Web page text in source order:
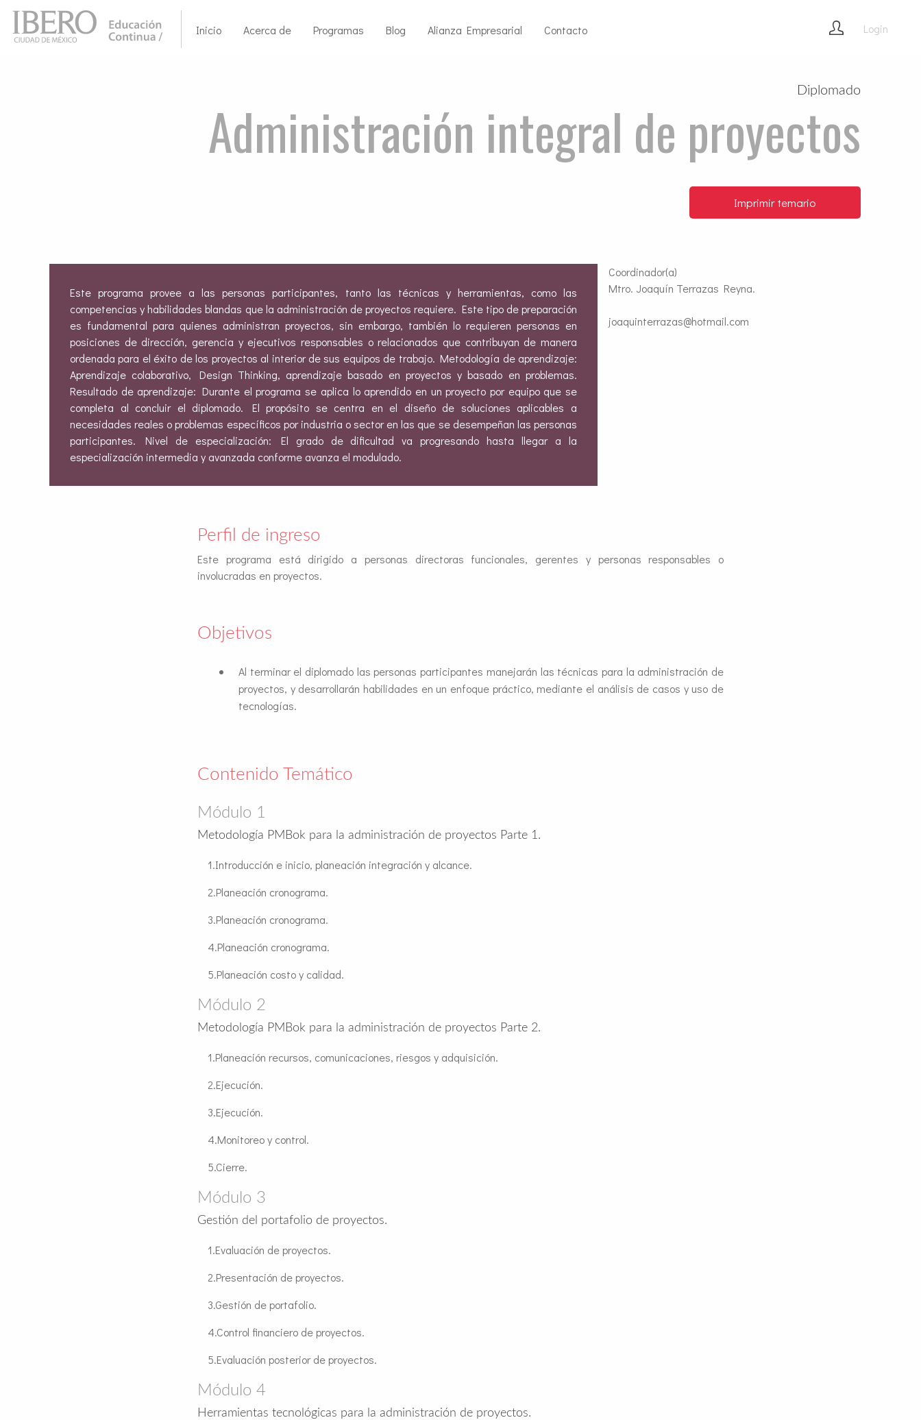
Inicio Acerca de Programas Blog Alianza Empresarial Contacto Login
Diplomado
Administración integral de proyectos
Imprimir temario
Este programa provee a las personas participantes, tanto las técnicas y herramientas, como las
competencias y habilidades blandas que la administración de proyectos requiere. Este tipo de preparación
es fundamental para quienes administran proyectos, sin embargo, también lo requieren personas en
posiciones de dirección, gerencia y ejecutivos responsables o relacionados que contribuyan de manera
ordenada para el éxito de los proyectos al interior de sus equipos de trabajo. Metodología de aprendizaje:
Aprendizaje colaborativo, Design Thinking, aprendizaje basado en proyectos y basado en problemas.
Resultado de aprendizaje: Durante el programa se aplica lo aprendido en un proyecto por equipo que se
completa al concluir el diplomado. El propósito se centra en el diseño de soluciones aplicables a
necesidades reales o problemas específicos por industria o sector en las que se desempeñan las personas
participantes. Nivel de especialización: El grado de dificultad va progresando hasta llegar a la
especialización intermedia y avanzada conforme avanza el modulado.
Coordinador(a)
Mtro. Joaquín Terrazas Reyna.
joaquinterrazas@hotmail.com
Perfil de ingreso
Este programa está dirigido a personas directoras funcionales, gerentes y personas responsables o
involucradas en proyectos.
Objetivos
Al terminar el diplomado las personas participantes manejarán las técnicas para la administración de
proyectos, y desarrollarán habilidades en un enfoque práctico, mediante el análisis de casos y uso de
tecnologías.
Contenido Temático
Módulo 1
Metodología PMBok para la administración de proyectos Parte 1.
Introducción e inicio, planeación integración y alcance.
Planeación cronograma.
Planeación cronograma.
Planeación cronograma.
Planeación costo y calidad.
Módulo 2
Metodología PMBok para la administración de proyectos Parte 2.
Planeación recursos, comunicaciones, riesgos y adquisición.
Ejecución.
Ejecución.
Monitoreo y control.
Cierre.
Módulo 3
Gestión del portafolio de proyectos.
Evaluación de proyectos.
Presentación de proyectos.
Gestión de portafolio.
Control financiero de proyectos.
Evaluación posterior de proyectos.
Módulo 4
Herramientas tecnológicas para la administración de proyectos.